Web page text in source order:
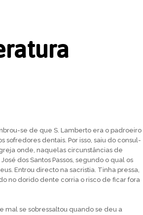
se de que S. Lamberto era o padroei­ro
sofredores dentais. Por isso, saiu do consul­
onde, naquelas circunstâncias de
dos Santos Passos, segundo o qual os
Entrou directo na sacristia. Tinha pressa,
no dorido dente corria o risco de ficar fora
mal se sobressaltou quando se deu a